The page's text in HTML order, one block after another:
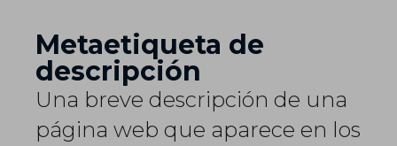
Metaetiqueta de
descripción
Una breve descripción de una
página web que aparece en los